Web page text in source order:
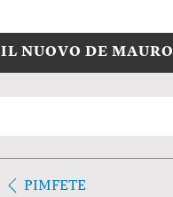
IL NUOVO DE MAURO
PIMFETE